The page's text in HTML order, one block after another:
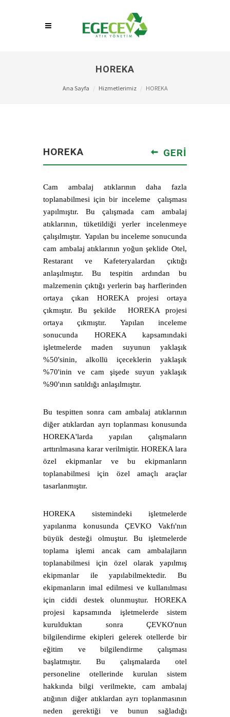
HOREKA
Ana Sayfa Hizmetlerimiz HOREKA
HOREKA GERI
Cam ambalaj atıklarının daha fazla
toplanabilmesi için bir inceleme çalışması
yapılmıştır. Bu çalışmada cam ambalaj
atıklarının, tüketildiği yerler incelenmeye
çalışılmıştır. Yapılan bu inceleme sonucunda
cam ambalaj atıklarının yoğun şeklide Otel,
Restarant ve Kafeteryalardan çıktığı
anlaşılmıştır. Bu tespitin ardından bu
malzemenin çıktığı yerlerin baş harflerinden
ortaya çıkan HOREKA projesi ortaya
çıkmıştır. Bu şekilde HOREKA projesi
ortaya çıkmıştır. Yapılan inceleme
sonucunda HOREKA kapsamındaki
işletmelerde maden suyunun yaklaşık
%50'sinin, alkollü içeceklerin yaklaşık
%70'inin ve cam şişede suyun yaklaşık
%90'ının satıldığı anlaşılmıştır.
Bu tespitten sonra cam ambalaj atıklarının
diğer atıklardan ayrı toplanması konusunda
HOREKA'larda yapılan çalışmaların
arttırılmasına karar verilmiştir. HOREKA lara
özel ekipmanlar ve bu ekipmanların
toplanabilmesi için özel amaçlı araçlar
tasarlanmıştır.
HOREKA sistemindeki işletmelerde
yapılanma konusunda ÇEVKO Vakfı'nın
büyük desteği olmuştur. Bu işletmelerde
toplama işlemi ancak cam ambalajların
toplanabilmesi için özel olarak yapılmış
ekipmanlar ile yapılabilmektedir. Bu
ekipmanların imal edilmesi ve kullanılması
için ciddi destek olunmuştur. HOREKA
projesi kapsamında işletmelerde sistem
kurulduktan sonra ÇEVKO'nun
bilgilendirme ekipleri gelerek otellerde bir
eğitim ve bilgilendirme çalışması
başlatmıştır. Bu çalışmalarda otel
personeline otellerinde kurulan sistem
hakkında bilgi verilmekte, cam ambalaj
atığının diğer atıklardan ayrı toplanmasının
neden gerektiği ve bunun sağladığı